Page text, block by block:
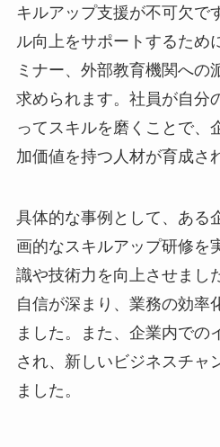
キルアップ支援が不可欠で
ル向上をサポートするため
ミナー、外部教育機関への
求められます。社員が自分
ってスキルを磨くことで、
加価値を持つ人材が育成さ
具体的な事例として、ある
画的なスキルアップ研修を
識や技術力を向上させまし
自信が深まり、業務の効率
ました。また、企業内での
され、新しいビジネスチャ
ました。